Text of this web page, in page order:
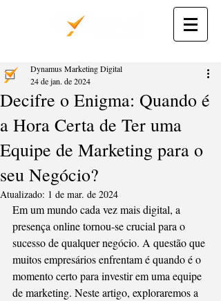
Decifre o Enigma: Quando é
a Hora Certa de Ter uma
Equipe de Marketing para o
seu Negócio?
Dynamus Marketing Digital
24 de jan. de 2024
Atualizado: 1 de mar. de 2024
Em um mundo cada vez mais digital, a
presença online tornou-se crucial para o
sucesso de qualquer negócio. A questão que
muitos empresários enfrentam é quando é o
momento certo para investir em uma equipe
de marketing. Neste artigo, exploraremos a